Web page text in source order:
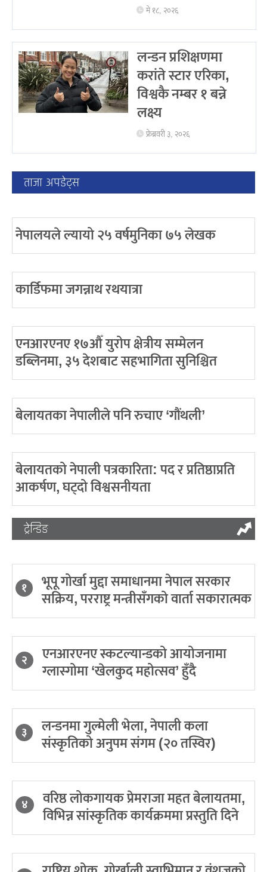
मे १८, २०२६
लन्डन प्रशिक्षणमा
करांते स्टार एरिका,
विश्वकै नम्बर १ बन्ने
लक्ष्य
फ्रेब्रवरी ३, २०२६
ताजा अपडेट्स
नेपालयले ल्यायो २५ वर्षमुनिका ७५ लेखक
कार्डिफमा जगन्नाथ रथयात्रा
एनआरएनए १७औँ युरोप क्षेत्रीय सम्मेलन
डब्लिनमा, ३५ देशबाट सहभागिता सुनिश्चित
बेलायतका नेपालीले पनि रुचाए ‘गौंथली’
बेलायतको नेपाली पत्रकारिता: पद र प्रतिष्ठाप्रति
आकर्षण, घट्दो विश्वसनीयता
ट्रेन्डिङ
१ भूपू गोर्खा मुद्दा समाधानमा नेपाल सरकार
सक्रिय, परराष्ट्र मन्त्रीसँगको वार्ता सकारात्मक
२ एनआरएनए स्कटल्यान्डको आयोजनामा
ग्लास्गोमा ‘खेलकुद महोत्सव’ हुँदै
३ लन्डनमा गुल्मेली भेला, नेपाली कला
संस्कृतिको अनुपम संगम (२० तस्विर)
४ वरिष्ठ लोकगायक प्रेमराजा महत बेलायतमा,
विभिन्न सांस्कृतिक कार्यक्रममा प्रस्तुति दिने